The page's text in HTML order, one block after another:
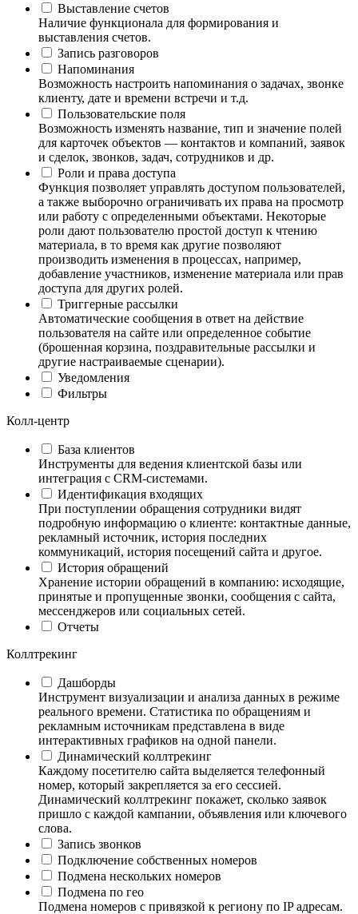
Выставление счетов
Наличие функционала для формирования и
выставления счетов.
Запись разговоров
Напоминания
Возможность настроить напоминания о задачах, звонке
клиенту, дате и времени встречи и т.д.
Пользовательские поля
Возможность изменять название, тип и значение полей
для карточек объектов — контактов и компаний, заявок
и сделок, звонков, задач, сотрудников и др.
Роли и права доступа
Функция позволяет управлять доступом пользователей,
а также выборочно ограничивать их права на просмотр
или работу с определенными объектами. Некоторые
роли дают пользователю простой доступ к чтению
материала, в то время как другие позволяют
производить изменения в процессах, например,
добавление участников, изменение материала или прав
доступа для других ролей.
Триггерные рассылки
Автоматические сообщения в ответ на действие
пользователя на сайте или определенное событие
(брошенная корзина, поздравительные рассылки и
другие настраиваемые сценарии).
Уведомления
Фильтры
Колл-центр
База клиентов
Инструменты для ведения клиентской базы или
интеграция с CRM-системами.
Идентификация входящих
При поступлении обращения сотрудники видят
подробную информацию о клиенте: контактные данные,
рекламный источник, история последних
коммуникаций, история посещений сайта и другое.
История обращений
Хранение истории обращений в компанию: исходящие,
принятые и пропущенные звонки, сообщения с сайта,
мессенджеров или социальных сетей.
Отчеты
Коллтрекинг
Дашборды
Инструмент визуализации и анализа данных в режиме
реального времени. Статистика по обращениям и
рекламным источникам представлена в виде
интерактивных графиков на одной панели.
Динамический коллтрекинг
Каждому посетителю сайта выделяется телефонный
номер, который закрепляется за его сессией.
Динамический коллтрекинг покажет, сколько заявок
пришло с каждой кампании, объявления или ключевого
слова.
Запись звонков
Подключение собственных номеров
Подмена нескольких номеров
Подмена по гео
Подмена номеров с привязкой к региону по IP адресам.